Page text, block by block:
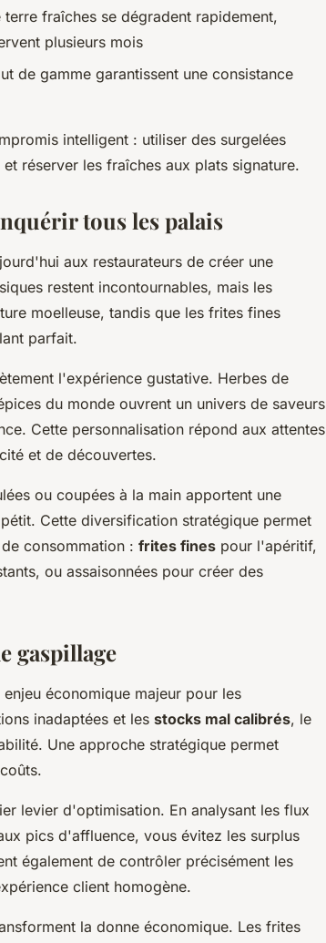
terre fraîches se dégradent rapidement,
plusieurs mois
de gamme garantissent une consistance
intelligent : utiliser des surgelées
réserver les fraîches aux plats signature.
tous les palais
aux restaurateurs de créer une
restent incontournables, mais les
moelleuse, tandis que les frites fines
parfait.
l'expérience gustative. Herbes de
du monde ouvrent un univers de saveurs
Cette personnalisation répond aux attentes
et de découvertes.
ou coupées à la main apportent une
Cette diversification stratégique permet
consommation : frites fines pour l'apéritif,
ou assaisonnées pour créer des
gaspillage
économique majeur pour les
inadaptées et les stocks mal calibrés, le
Une approche stratégique permet
levier d'optimisation. En analysant les flux
pics d'affluence, vous évitez les surplus
également de contrôler précisément les
client homogène.
la donne économique. Les frites